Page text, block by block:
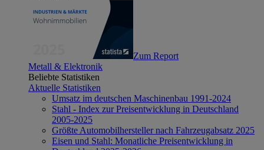
Zum Report
Metall & Elektronik
Beliebte Statistiken
Aktuelle Statistiken
Umsatz im deutschen Maschinenbau 1991-2024
Stahl - Index zur Preisentwicklung in Deutschland
2005-2025
Größte Automobilhersteller nach Fahrzeugabsatz 2025
Eisen und Stahl: Monatliche Preisentwicklung in